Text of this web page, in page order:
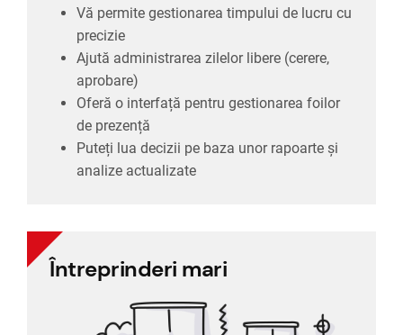
Vă permite gestionarea timpului de lucru cu
precizie
Ajută administrarea zilelor libere (cerere,
aprobare)
Oferă o interfață pentru gestionarea foilor
de prezență
Puteți lua decizii pe baza unor rapoarte și
analize actualizate
Întreprinderi mariÎntreprinderi mari
Este o soluție pentru gestionarea operațiunilor